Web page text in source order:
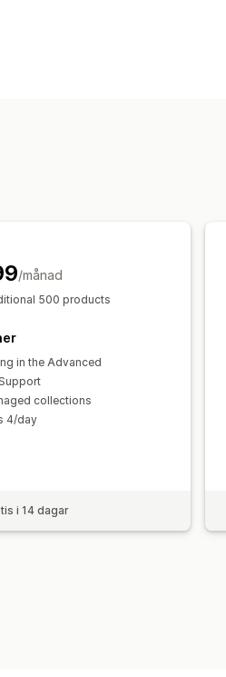
/månad
500 products
in the Advanced
collections
4/day
i 14 dagar